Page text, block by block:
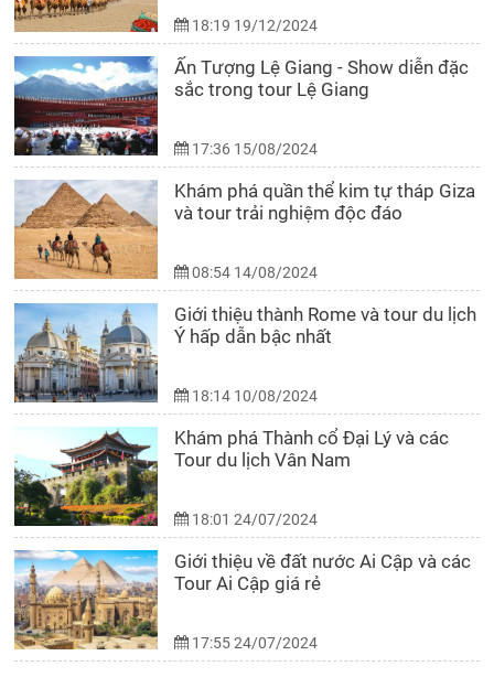
18:19 19/12/2024
Ấn Tượng Lệ Giang - Show diễn đặc
sắc trong tour Lệ Giang
17:36 15/08/2024
Khám phá quần thể kim tự tháp Giza
và tour trải nghiệm độc đáo
08:54 14/08/2024
Giới thiệu thành Rome và tour du lịch
Ý hấp dẫn bậc nhất
18:14 10/08/2024
Khám phá Thành cổ Đại Lý và các
Tour du lịch Vân Nam
18:01 24/07/2024
Giới thiệu về đất nước Ai Cập và các
Tour Ai Cập giá rẻ
17:55 24/07/2024